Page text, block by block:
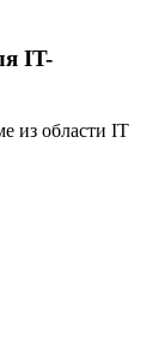
IT-
из области IT